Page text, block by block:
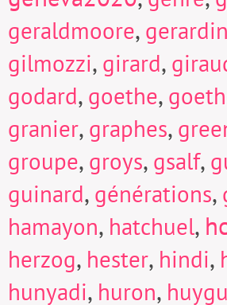
geraldmoore,
gilmozzi, girard,
godard, goethe,
granier, graphes,
groupe, groys, gsalf,
guinard, générations,
hamayon, hatchuel,
herzog, hester, hindi,
hunyadi, huron,